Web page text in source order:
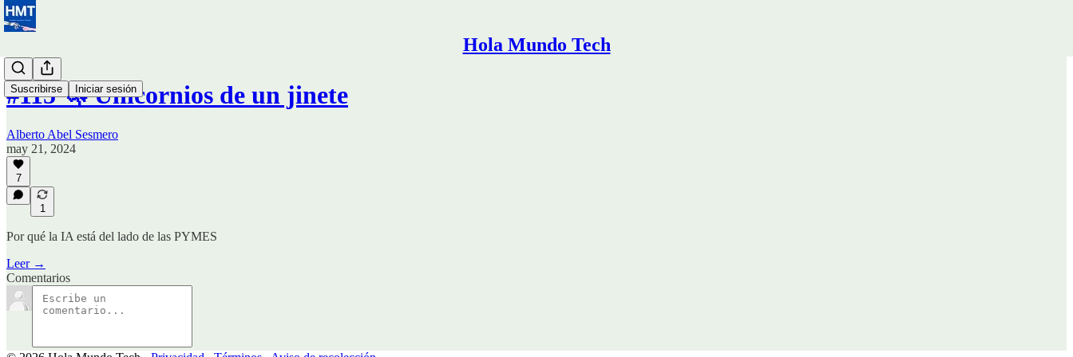
Hola Mundo Tech
Suscribirse Iniciar sesión
#115 🦄 Unicornios de un jinete
Alberto Abel Sesmero
may 21, 2024
7
1
Por qué la IA está del lado de las PYMES
Leer →
Comentarios